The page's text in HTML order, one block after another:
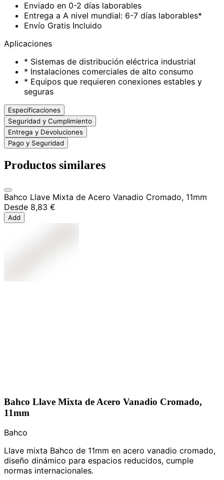
Enviado en 0-2 días laborables
Entrega a A nivel mundial: 6-7 días laborables*
Envío Gratis Incluido
Aplicaciones
* Sistemas de distribución eléctrica industrial
* Instalaciones comerciales de alto consumo
* Equipos que requieren conexiones estables y
seguras
Especificaciones
Seguridad y Cumplimiento
Entrega y Devoluciones
Pago y Seguridad
Productos similares
Bahco Llave Mixta de Acero Vanadio Cromado, 11mm
Desde 8,83 €
Add
Bahco Llave Mixta de Acero Vanadio Cromado,
11mm
Bahco
Llave mixta Bahco de 11mm en acero vanadio cromado,
diseño dinámico para espacios reducidos, cumple
normas internacionales.